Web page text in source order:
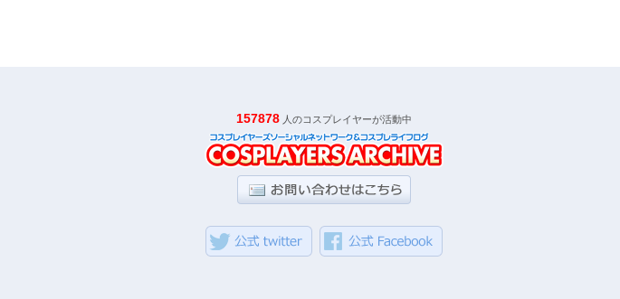
157878 人のコスプレイヤーが活動中